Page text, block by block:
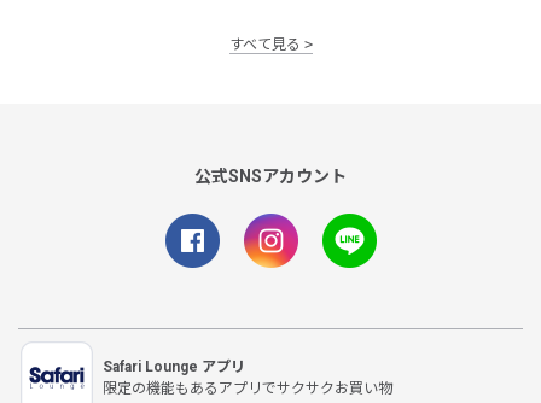
すべて見る
公式SNSアカウント
Safari Lounge アプリ
限定の機能もあるアプリでサクサクお買い物